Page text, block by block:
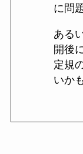
に問
ある
開後
定規
いか